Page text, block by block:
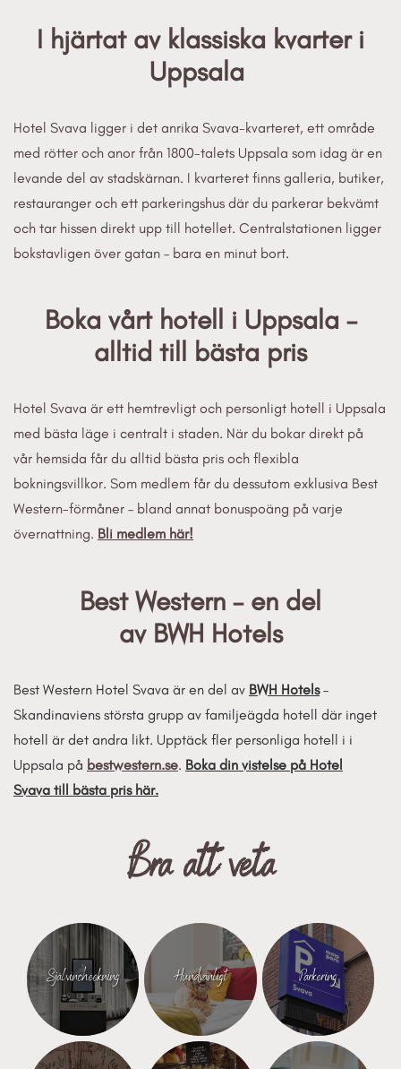
I hjärtat av klassiska kvarter i
Uppsala
Hotel Svava ligger i det anrika Svava-kvarteret, ett område
med rötter och anor från 1800-talets Uppsala som idag är en
levande del av stadskärnan. I kvarteret finns galleria, butiker,
restauranger och ett parkeringshus där du parkerar bekvämt
och tar hissen direkt upp till hotellet. Centralstationen ligger
bokstavligen över gatan – bara en minut bort.
Boka vårt hotell i Uppsala –
alltid till bästa pris
Hotel Svava är ett hemtrevligt och personligt hotell i Uppsala
med bästa läge i centralt i staden. När du bokar direkt på
vår hemsida får du alltid bästa pris och flexibla
bokningsvillkor. Som medlem får du dessutom exklusiva Best
Western-förmåner – bland annat bonuspoäng på varje
övernattning. Bli medlem här!
Best Western – en del
av BWH Hotels
Best Western Hotel Svava är en del av BWH Hotels–
Skandinaviens största grupp av familjeägda hotell där inget
hotell är det andra likt. Upptäck fler personliga hotell i i
Uppsala på bestwestern.se. Boka din vistelse på Hotel
Svava till bästa pris här.
Bra att veta
Självincheckning Hundvänligt Parkering